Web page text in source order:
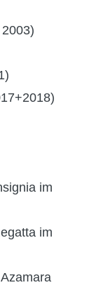
im
im